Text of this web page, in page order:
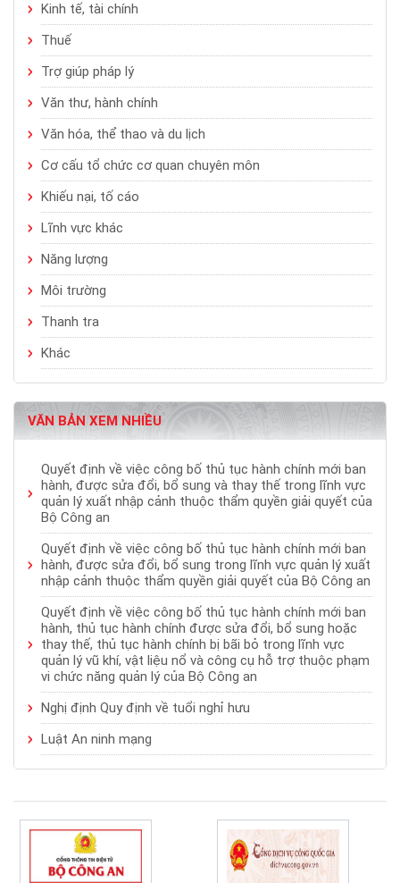
Kinh tế, tài chính
Thuế
Trợ giúp pháp lý
Văn thư, hành chính
Văn hóa, thể thao và du lịch
Cơ cấu tổ chức cơ quan chuyên môn
Khiếu nại, tố cáo
Lĩnh vực khác
Năng lượng
Môi trường
Thanh tra
Khác
VĂN BẢN XEM NHIỀU
Quyết định về việc công bố thủ tục hành chính mới ban
hành, được sửa đổi, bổ sung và thay thế trong lĩnh vực
quản lý xuất nhập cảnh thuộc thẩm quyền giải quyết của
Bộ Công an
Quyết định về việc công bố thủ tục hành chính mới ban
hành, được sửa đổi, bổ sung trong lĩnh vực quản lý xuất
nhập cảnh thuộc thẩm quyền giải quyết của Bộ Công an
Quyết định về việc công bố thủ tục hành chính mới ban
hành, thủ tục hành chính được sửa đổi, bổ sung hoặc
thay thế, thủ tục hành chính bị bãi bỏ trong lĩnh vực
quản lý vũ khí, vật liệu nổ và công cụ hỗ trợ thuộc phạm
vi chức năng quản lý của Bộ Công an
Nghị định Quy định về tuổi nghỉ hưu
Luật An ninh mạng